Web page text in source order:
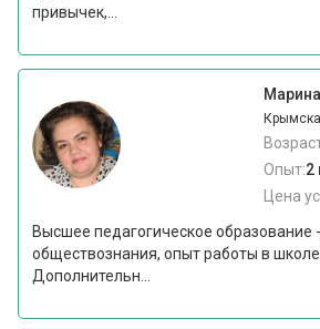
привычек,...
Опыт:2
Цена
Высшее педагогическое образование
обществознания, опыт работы в школе
Дополнительн...